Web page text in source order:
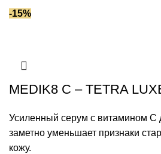
-15%
MEDIK8 C – TETRA
Усиленный серум с витамином C
заметно уменьшает признаки
кожу.